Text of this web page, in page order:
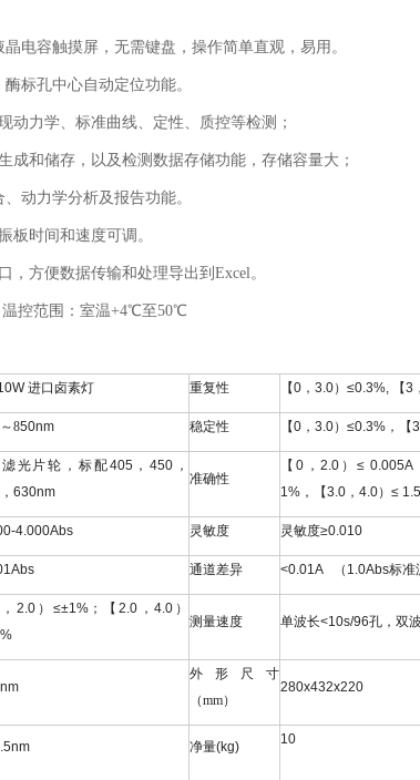
电容触摸屏，无需键盘，操作简单直观，易用。
标孔中心自动定位功能。
动力学、标准曲线、定性、质控等检测；
成和储存，以及检测数据存储功能，存储容量大；
动力学分析及报告功能。
板时间和速度可调。
，方便数据传输和处理导出到 Excel。
温控范围：室温+4℃至50℃
进口卤素灯 重复性 【0 ， 3.0） ≤0.3%, 【3 ，
～850nm 稳定性 【0 ， 3.0） ≤0.3% ，【
光片轮，标配405，450 ，
， 630nm
准确性
【 0，2.0 ） ≤ 0.005A
1% ，【3.0 ， 4.0） ≤
4.000Abs 灵敏度 灵敏度≥0.010
通道差异 <0.01A （ 1.0Abs标准
，2.0 ） ≤±1%；【 2.0，4.0 ）
测量速度 单波长<10s/96孔，双
外形尺寸
（mm）
280x432x220
净量(kg) 10